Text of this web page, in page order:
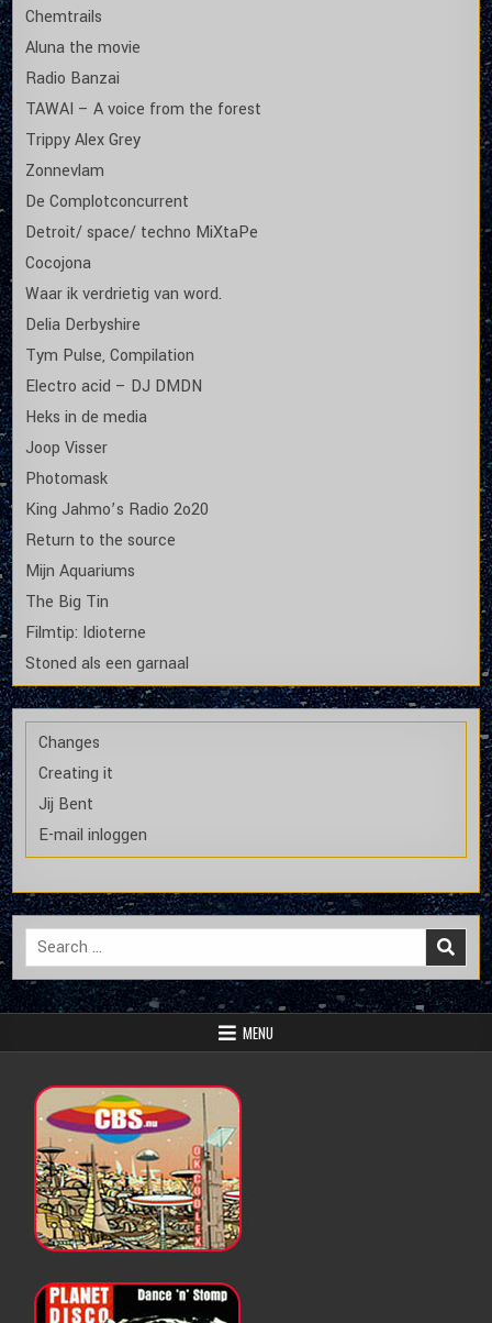
Chemtrails
Aluna the movie
Radio Banzai
TAWAI – A voice from the forest
Trippy Alex Grey
Zonnevlam
De Complotconcurrent
Detroit/ space/ techno MiXtaPe
Cocojona
Waar ik verdrietig van word.
Delia Derbyshire
Tym Pulse, Compilation
Electro acid – DJ DMDN
Heks in de media
Joop Visser
Photomask
King Jahmo’s Radio 2o20
Return to the source
Mijn Aquariums
The Big Tin
Filmtip: Idioterne
Stoned als een garnaal
Changes
Creating it
Jij Bent
E-mail inloggen
Search
for:
MENU